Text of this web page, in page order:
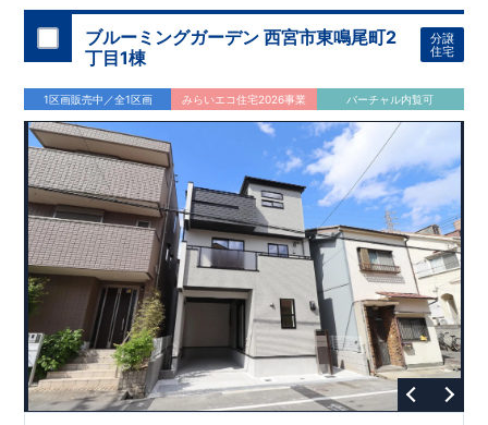
ブルーミングガーデン 西宮市東鳴尾町2
丁目1棟
分譲
住宅
1区画販売中／全1区画 みらいエコ住宅2026事業 バーチャル内覧可